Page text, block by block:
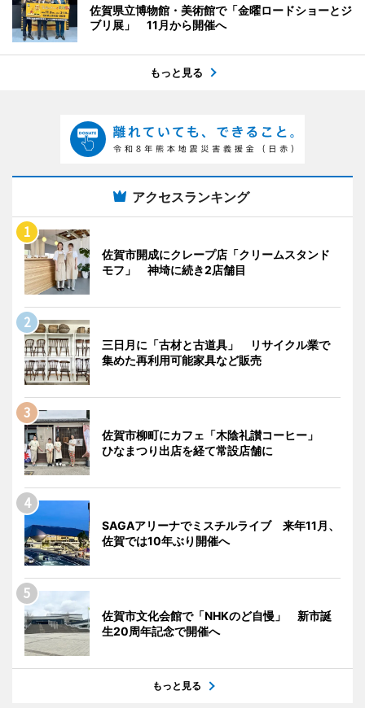
佐賀県立博物館・美術館で「金曜ロードショーとジ
ブリ展」 11月から開催へ
もっと見る
アクセスランキング
佐賀市開成にクレープ店「クリームスタンド
モフ」 神埼に続き2店舗目
三日月に「古材と古道具」 リサイクル業で
集めた再利用可能家具など販売
佐賀市柳町にカフェ「木陰礼讃コーヒー」
ひなまつり出店を経て常設店舗に
SAGAアリーナでミスチルライブ 来年11月、
佐賀では10年ぶり開催へ
佐賀市文化会館で「NHKのど自慢」 新市誕
生20周年記念で開催へ
もっと見る